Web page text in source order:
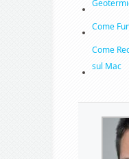
Come
Come
sul Mac